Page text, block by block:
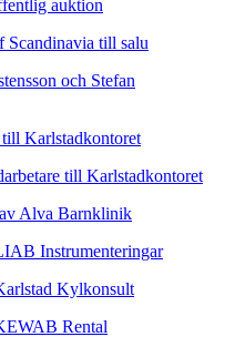
auktion
Scandinavia till salu
och Stefan
Karlstadkontoret
till Karlstadkontoret
Alva Barnklinik
Instrumenteringar
Kylkonsult
Rental